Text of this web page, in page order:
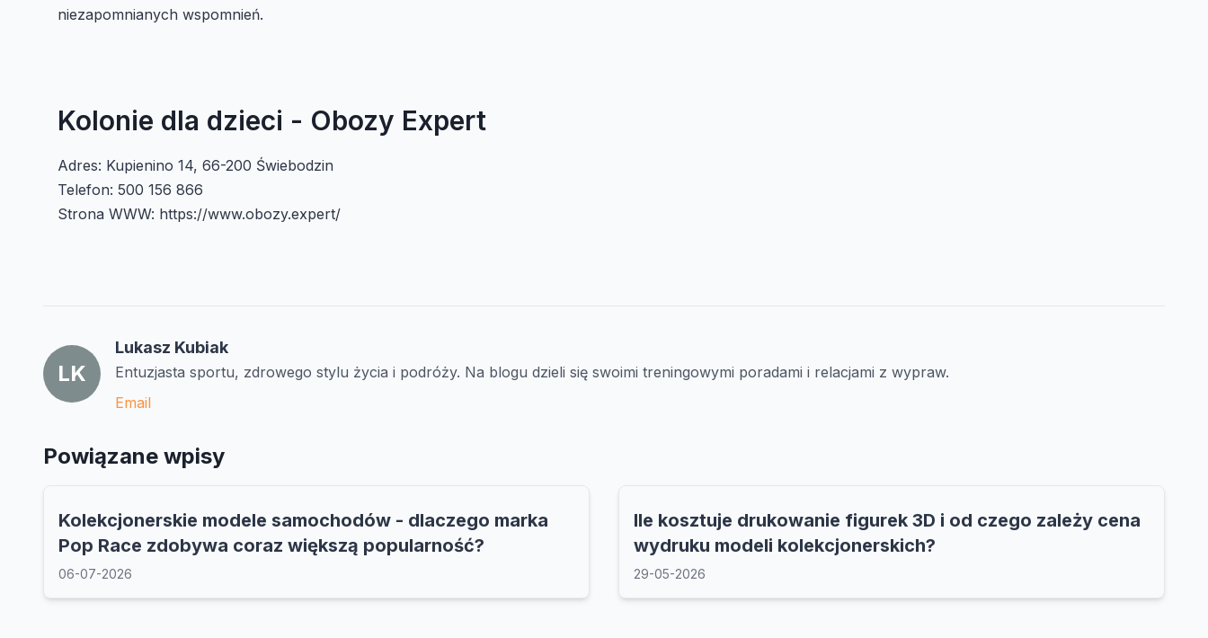
niezapomnianych wspomnień.
Kolonie dla dzieci - Obozy Expert
Adres: Kupienino 14, 66-200 Świebodzin
Telefon: 500 156 866
Strona WWW: https://www.obozy.expert/
LK
Lukasz Kubiak
Entuzjasta sportu, zdrowego stylu życia i podróży. Na blogu dzieli się swoimi treningowymi poradami i relacjami z wypraw.
Email
Powiązane wpisy
Kolekcjonerskie modele samochodów - dlaczego marka
Pop Race zdobywa coraz większą popularność?
06-07-2026
Ile kosztuje drukowanie figurek 3D i od czego zależy cena
wydruku modeli kolekcjonerskich?
29-05-2026